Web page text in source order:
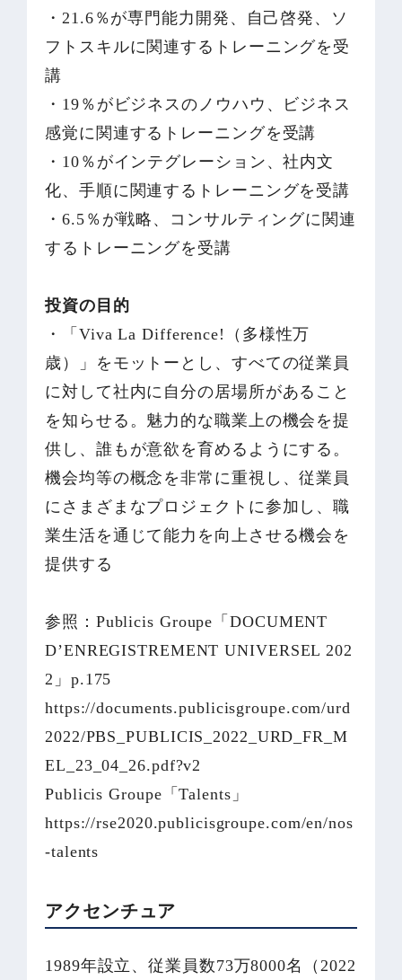
・21.6％が専門能力開発、自己啓発、ソ
フトスキルに関連するトレーニングを受
講
・19％がビジネスのノウハウ、ビジネス
感覚に関連するトレーニングを受講
・10％がインテグレーション、社内文
化、手順に関連するトレーニングを受講
・6.5％が戦略、コンサルティングに関連
するトレーニングを受講
投資の目的
・「Viva La Difference!（多様性万
歳）」をモットーとし、すべての従業員
に対して社内に自分の居場所があること
を知らせる。魅力的な職業上の機会を提
供し、誰もが意欲を育めるようにする。
機会均等の概念を非常に重視し、従業員
にさまざまなプロジェクトに参加し、職
業生活を通じて能力を向上させる機会を
提供する
参照：Publicis Groupe「DOCUMENT
D’ENREGISTREMENT UNIVERSEL 202
2」p.175
https://documents.publicisgroupe.com/urd
2022/PBS_PUBLICIS_2022_URD_FR_M
EL_23_04_26.pdf?v2
Publicis Groupe「Talents」
https://rse2020.publicisgroupe.com/en/nos
-talents
アクセンチュア
1989年設立、従業員数73万8000名（2022